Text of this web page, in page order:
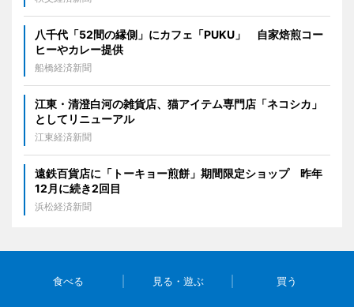
八千代「52間の縁側」にカフェ「PUKU」 自家焙煎コー
ヒーやカレー提供
船橋経済新聞
江東・清澄白河の雑貨店、猫アイテム専門店「ネコシカ」
としてリニューアル
江東経済新聞
遠鉄百貨店に「トーキョー煎餅」期間限定ショップ 昨年
12月に続き2回目
浜松経済新聞
食べる 見る・遊ぶ 買う